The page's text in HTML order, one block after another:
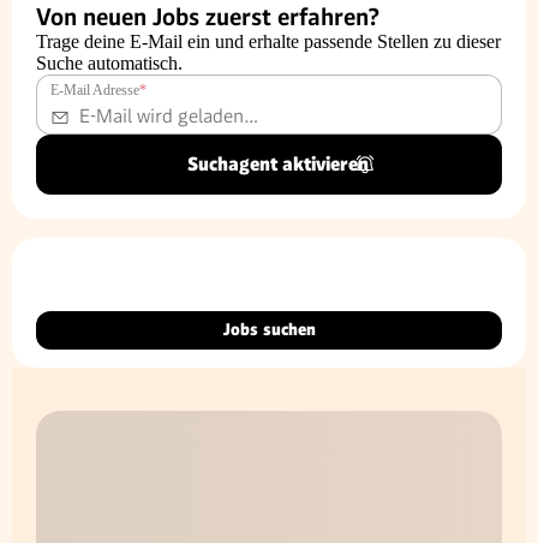
Von neuen Jobs zuerst erfahren?
Trage deine E-Mail ein und erhalte passende Stellen zu dieser
Suche automatisch.
E-Mail Adresse*
Suchagent aktivieren
Jobs suchen